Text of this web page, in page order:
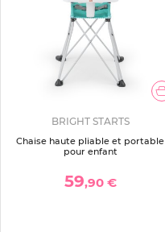
BRIGHT STARTS
Chaise haute pliable et portable
pour enfant
59,90 €